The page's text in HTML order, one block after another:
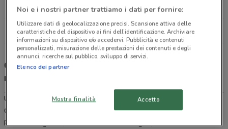
7.9 km
CHIUSO
Tutti i negozi Unieuro
Gli sconti del nuovo volantino Unieuro e i
negozi
Unieuro è presente in vari punti della città: lo trovi in Via Generale
G. Giardino 1 Lissone, Via Giorgio Amendola - S.S. 35 Dei Giovi 37
Pederno Dugnano, Via Valassina 95 Seregno, Via Della Guerrina
Noi e i nostri partner trattiamo i dati per fornire:
Utilizzare dati di geolocalizzazione precisi. Scansione attiva delle
caratteristiche del dispositivo ai fini dell’identificazione. Archiviare
informazioni su dispositivo e/o accedervi. Pubblicità e contenuti
personalizzati, misurazione delle prestazioni dei contenuti e degli
annunci, ricerche sul pubblico, sviluppo di servizi.
Elenco dei partner
Mostra finalità Accetto